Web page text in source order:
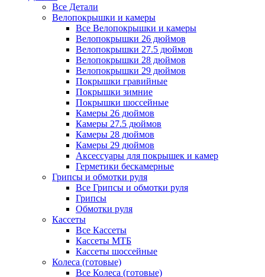
Все Детали
Велопокрышки и камеры
Все Велопокрышки и камеры
Велопокрышки 26 дюймов
Велопокрышки 27.5 дюймов
Велопокрышки 28 дюймов
Велопокрышки 29 дюймов
Покрышки гравийные
Покрышки зимние
Покрышки шоссейные
Камеры 26 дюймов
Камеры 27.5 дюймов
Камеры 28 дюймов
Камеры 29 дюймов
Аксессуары для покрышек и камер
Герметики бескамерные
Грипсы и обмотки руля
Все Грипсы и обмотки руля
Грипсы
Обмотки руля
Кассеты
Все Кассеты
Кассеты МТБ
Кассеты шоссейные
Колеса (готовые)
Все Колеса (готовые)